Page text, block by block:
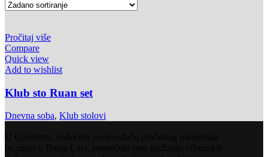
Pročitaj više
Compare
Quick view
Add to wishlist
Klub sto Ruan set
Dnevna soba, Klub stolovi